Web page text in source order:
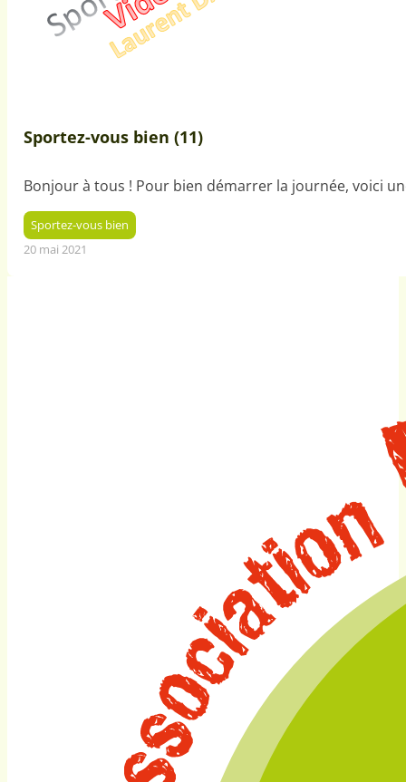
Sportez-vous bien (11)
Bonjour à tous ! Pour bien démarrer la journée, voici
Sportez-vous bien
20 mai 2021